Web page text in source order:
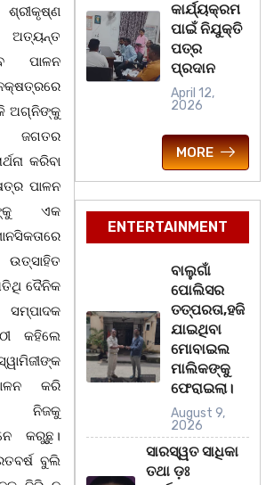
ଅତ୍ୟନ୍ତ
ପାଳନ
ଅଗ୍ନିଙ୍କୁ
ଜଗତର
କରିବା
ପାଳନ
ଏକ
ଦୈନିକ
କହିଲେ
କରି
ନିଜକୁ
କରୁଛୁ।
ବୁଲି
କାର୍ଯ୍ୟକ୍ରମ
ପାଇଁ ନିଯୁକ୍ତି
ପତ୍ର
ପ୍ରଦାନ
April 12,
2026
MORE
ENTERTAINMENT
ବାଲୁଗାଁ
ପୋଲିସର
ତତ୍‌ପରତା,ହଜି
ଯାଇଥିବା
ମୋବାଇଲ
ମାଲିକଙ୍କୁ
ଫେରାଇଲା।
August 9,
2026
ସାରସ୍ୱତ ସାଧିକା
ତଥା ଡ଼ଃ